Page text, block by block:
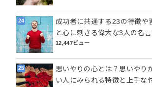
成功者に共通する23の特徴や
と心に刺さる偉大な3人の名言
12,447ビュー
思いやりの心とは？思いやり
い人にみられる特徴と上手な